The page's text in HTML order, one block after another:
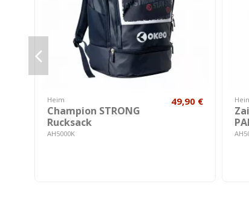
Heim
Champion STRONG
Rucksack
AH5000K
49,90 €